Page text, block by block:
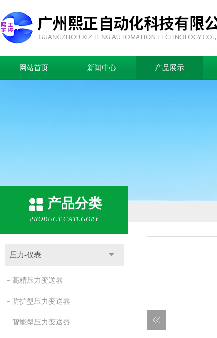
网站首页 新闻中心 产品展示
产品分类
PRODUCT CATEGORY
压力-仪表
高精压力变送器
防护型压力变送器
智能型压力变送器